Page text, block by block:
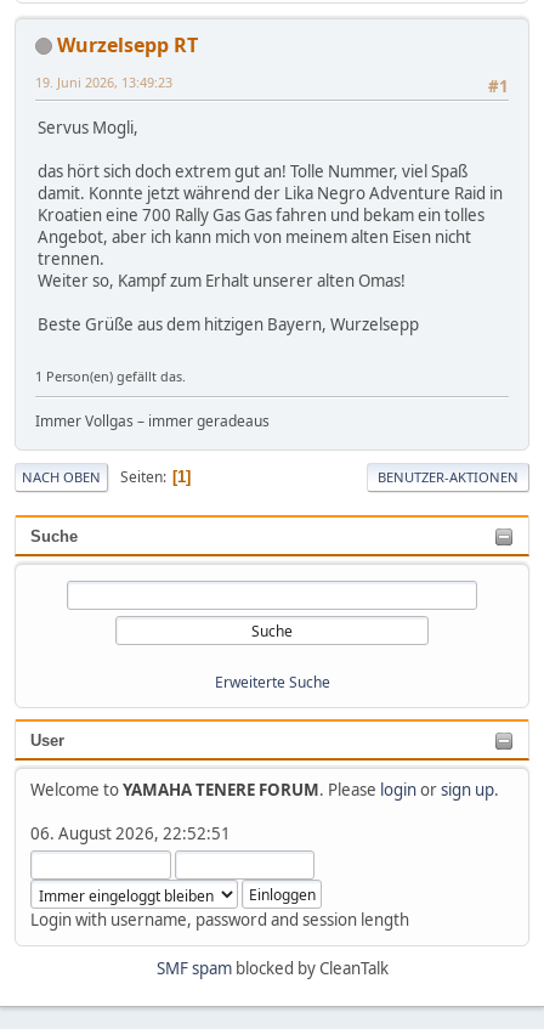
Suche
Erweiterte Suche
User
Welcome toYAMAHA TENERE FORUM. Please loginorsign up.
06. August 2026, 22:52:51
Login with username, password and session length
Wurzelsepp RT
#1
19. Juni 2026, 13:49:23
Servus Mogli,
das hört sich doch extrem gut an! Tolle Nummer, viel Spaß
damit. Konnte jetzt während der Lika Negro Adventure Raid in
Kroatien eine 700 Rally Gas Gas fahren und bekam ein tolles
Angebot, aber ich kann mich von meinem alten Eisen nicht
trennen.
Weiter so, Kampf zum Erhalt unserer alten Omas!
Beste Grüße aus dem hitzigen Bayern, Wurzelsepp
1 Person(en) gefällt das.
Immer Vollgas – immer geradeaus
NACH OBEN Seiten 1 BENUTZER-AKTIONEN
SMF spamblocked by CleanTalk